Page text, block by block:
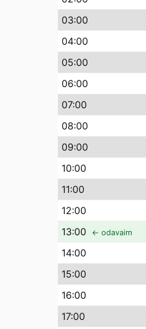
03:00
04:00
05:00
06:00
07:00
08:00
09:00
10:00
11:00
12:00
13:00 ← odavaim
14:00
15:00
16:00
17:00